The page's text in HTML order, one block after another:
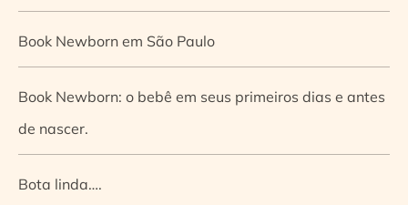
Book Newborn em São Paulo
Book Newborn: o bebê em seus primeiros dias e antes
de nascer.
Bota linda….